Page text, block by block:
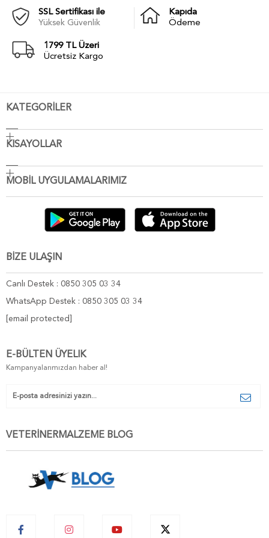
SSL Sertifikası ile
Yüksek Güvenlik
Kapıda
Ödeme
1799 TL Üzeri
Ücretsiz Kargo
KATEGORİLER
KISAYOLLAR
MOBİL UYGULAMALARIMIZ
BİZE ULAŞIN
Canlı Destek : 0850 305 03 34
WhatsApp Destek : 0850 305 03 34
[email protected]
E-BÜLTEN ÜYELIK
Kampanyalarımızdan haber al!
VETERİNERMALZEME BLOG